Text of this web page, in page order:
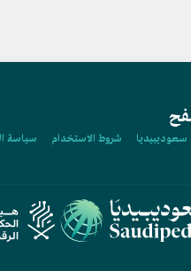
شروط الاستخدام سياسة